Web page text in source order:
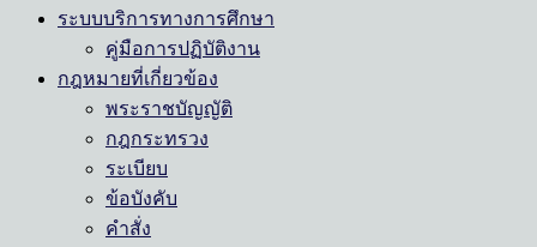
ระบบบริการทางการศึกษา
คู่มือการปฏิบัติงาน
กฎหมายที่เกี่ยวข้อง
พระราชบัญญัติ
กฎกระทรวง
ระเบียบ
ข้อบังคับ
คำสั่ง